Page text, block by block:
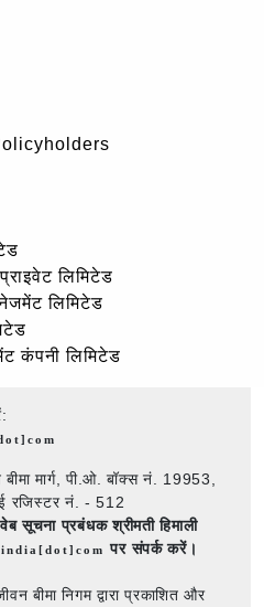
लिमिटेड
लिमिटेड
कंपनी लिमिटेड
बीमा मार्ग, पी.ओ. बॉक्स नं. 19953,
रजिस्टर नं. - 512
वेब सूचना प्रबंधक श्रीमती हिमाली
पर संपर्क करें।
बीमा निगम द्वारा प्रकाशित और